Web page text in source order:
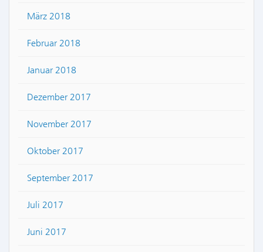
März 2018
Februar 2018
Januar 2018
Dezember 2017
November 2017
Oktober 2017
September 2017
Juli 2017
Juni 2017